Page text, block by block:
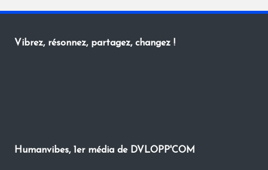
Vibrez, résonnez, partagez, changez !
Humanvibes, 1er média de DVLOPP'COM